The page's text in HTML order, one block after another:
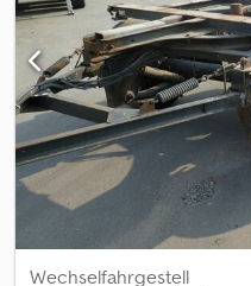
im kaufrechtlichen Sinne dar.
Beschreibung gemäß
ohne neue TÜV-Abnahme.
unterbreiten wir Ihnen gerne
Partnerwerkstätten!
und/oder beschriftet sein. Es
und Zahlungsbedingungen.
Wechselfahrgestell